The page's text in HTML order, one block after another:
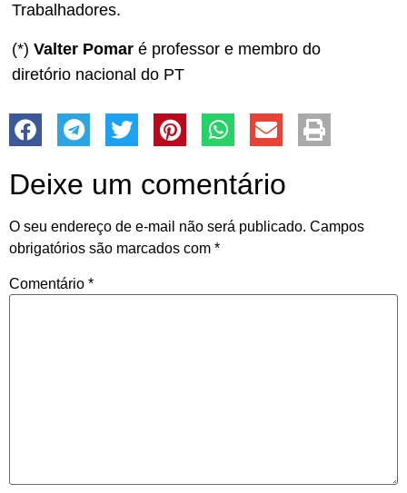
Trabalhadores.
(*) Valter Pomar é professor e membro do
diretório nacional do PT
Deixe um comentário
O seu endereço de e-mail não será publicado. Campos
obrigatórios são marcados com *
Comentário *